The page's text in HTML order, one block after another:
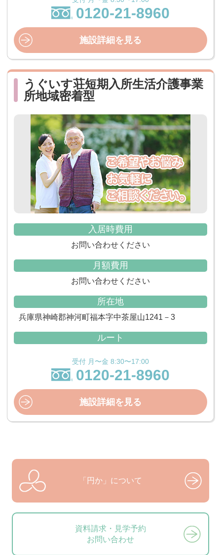
0120-21-8960
施設詳細を見る
うぐいす荘短期入所生活介護事業
所地域密着型
入居時費用
お問い合わせください
月額費用
お問い合わせください
所在地
兵庫県神崎郡神河町福本字中茶屋山1241－3
ルート
受付 月〜金 8:30〜17:00
0120-21-8960
施設詳細を見る
「円か」について
資料請求・見学予約
お問い合わせ